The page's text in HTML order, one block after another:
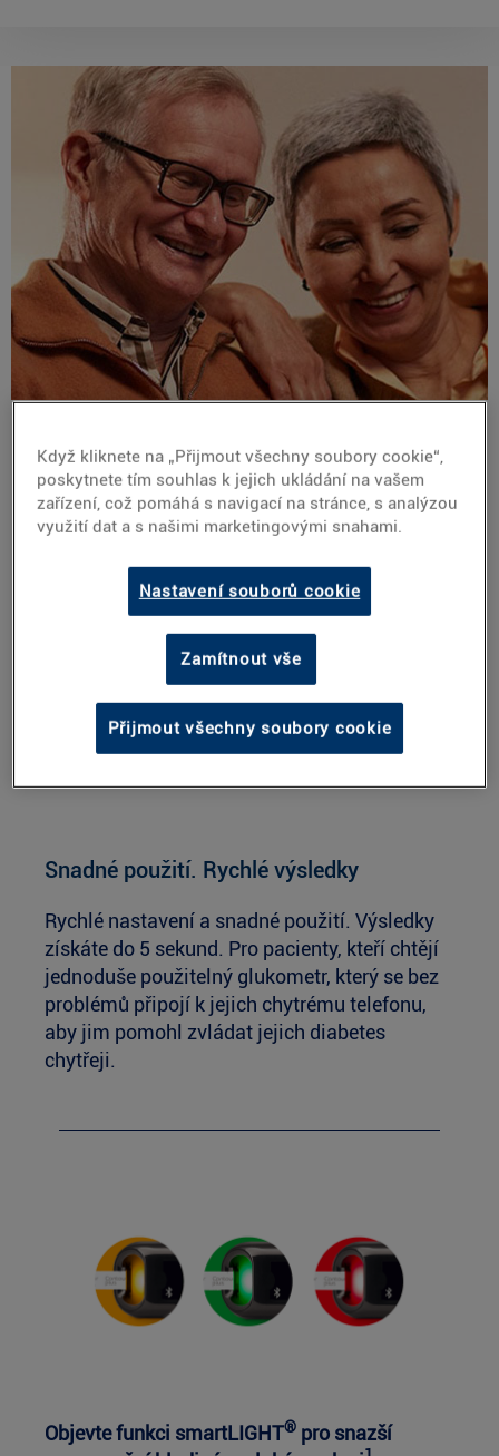
Proč zvolit CONTOUR®PLUS
ONE?
Snadné použití. Rychlé výsledky
Rychlé nastavení a snadné použití. Výsledky
získáte do 5 sekund. Pro pacienty, kteří chtějí
jednoduše použitelný glukometr, který se bez
problémů připojí k jejich chytrému telefonu,
aby jim pomohl zvládat jejich diabetes
chytřeji.
Objevte funkci smartLIGHT® pro snazší
Když kliknete na „Přijmout všechny soubory cookie“,
poskytnete tím souhlas k jejich ukládání na vašem
zařízení, což pomáhá s navigací na stránce, s analýzou
využití dat a s našimi marketingovými snahami.
Nastavení souborů cookie
Zamítnout vše
Přijmout všechny soubory cookie